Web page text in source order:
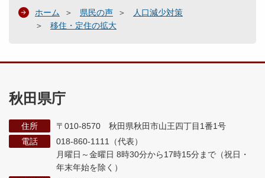
ホーム 県民の声
人口減少対策
移住・定住の拡大
秋田県庁
住所
〒010-8570 秋田県秋田市山王四丁目1番1号
電話
018-860-1111（代表）
月曜日～金曜日 8時30分から17時15分まで （祝日・
年末年始を除く）